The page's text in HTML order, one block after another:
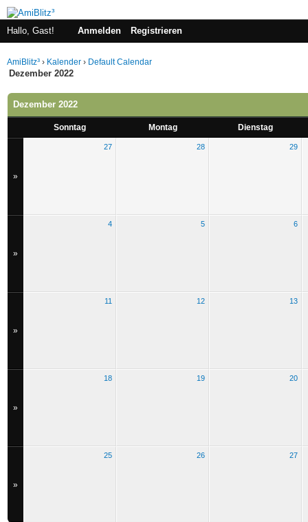
Hallo, Gast! Anmelden Registrieren
AmiBlitz³ › Kalender › Default Calendar
Dezember 2022
Dezember 2022
Sonntag Montag Dienstag
»
27 28 29
»
4 5 6
»
11 12 13
»
18 19 20
»
25 26 27